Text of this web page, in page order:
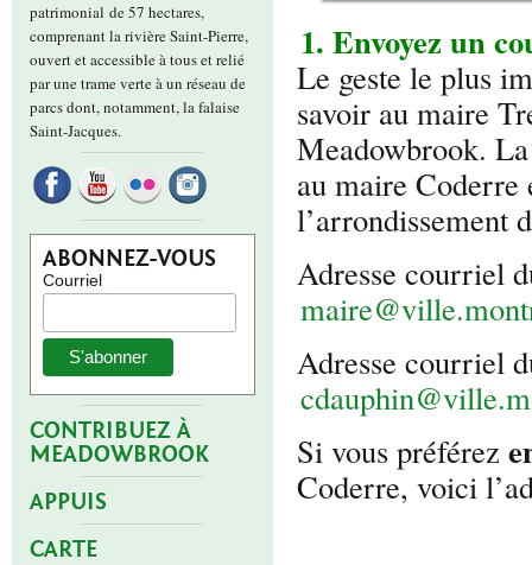
patrimonial de 57 hectares,
comprenant la rivière Saint-Pierre,
ouvert et accessible à tous et relié
par une trame verte à un réseau de
parcs dont, notamment, la falaise
Saint-Jacques.
ABONNEZ-VOUS
Courriel
CONTRIBUEZ À
MEADOWBROOK
APPUIS
CARTE
1. Envoyez un
Le geste le plus
savoir au maire
Meadowbrook.
au maire
l’arrondissement
Adresse courriel
Adresse courriel
Si vous préférez
Coderre, voici